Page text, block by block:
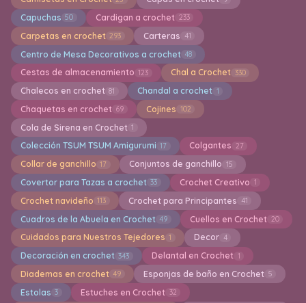
Capuchas 50 Cardigan a crochet 233
Carpetas en crochet 293 Carteras 41
Centro de Mesa Decorativos a crochet 48
Cestas de almacenamiento 123 Chal a Crochet 330
Chalecos en crochet 81 Chandal a crochet 1
Chaquetas en crochet 69 Cojines 102
Cola de Sirena en Crochet 1
Colección TSUM TSUM Amigurumi 17 Colgantes 27
Collar de ganchillo 17 Conjuntos de ganchillo 15
Covertor para Tazas a crochet 33 Crochet Creativo 1
Crochet navideño 113 Crochet para Principantes 41
Cuadros de la Abuela en Crochet 49 Cuellos en Crochet 20
Cuidados para Nuestros Tejedores 1 Decor 4
Decoración en crochet 343 Delantal en Crochet 1
Diademas en crochet 49 Esponjas de baño en Crochet 5
Estolas 3 Estuches en Crochet 32